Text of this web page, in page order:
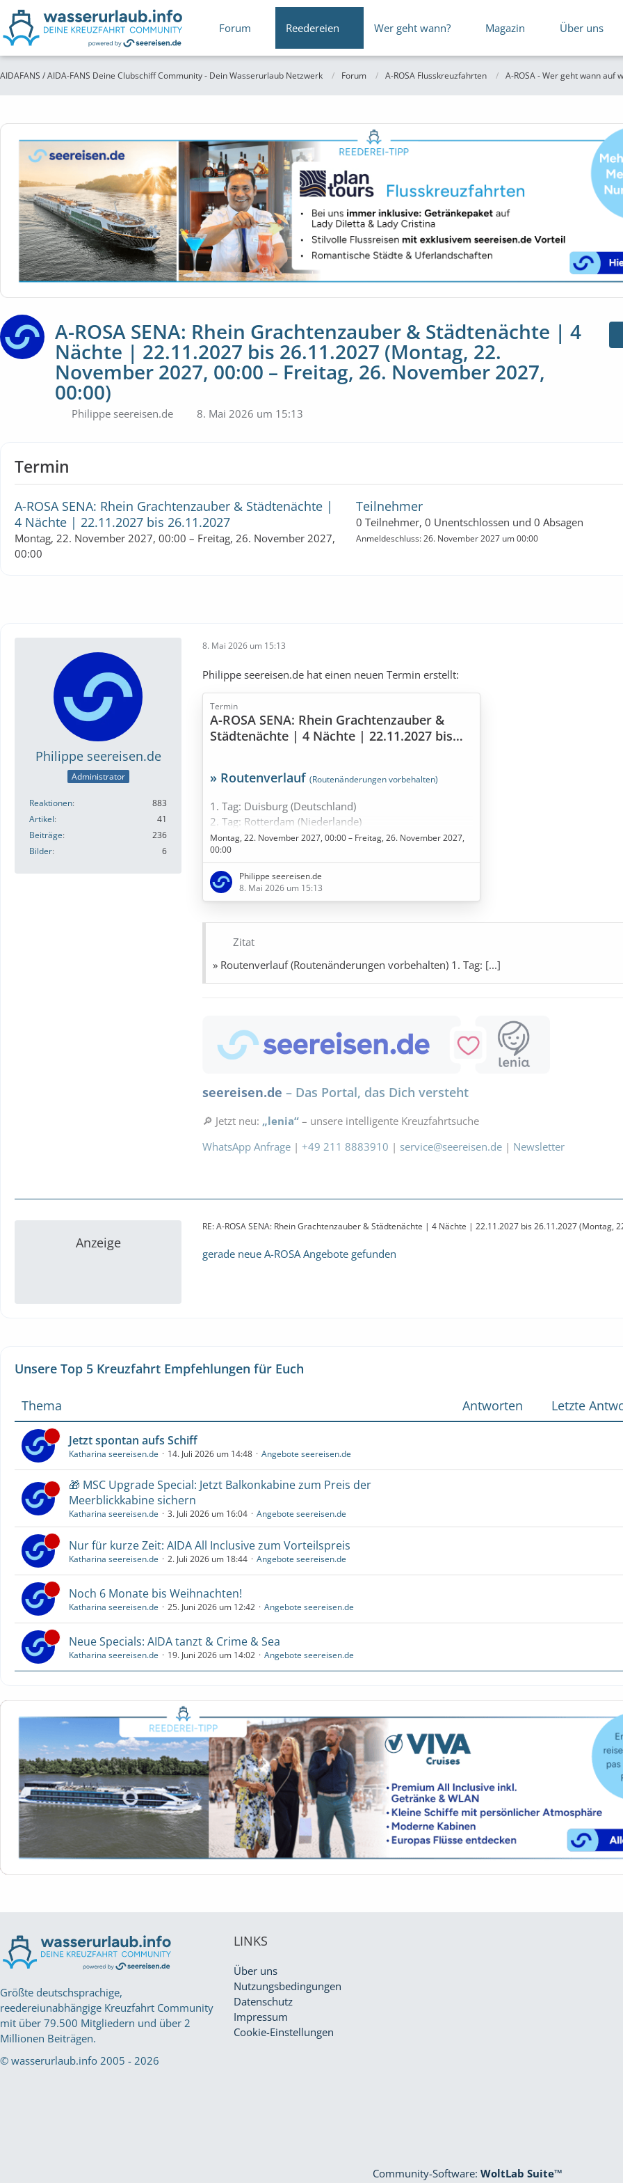
Forum Reedereien Wer geht wann? Magazin Über uns
AIDAFANS / AIDA-FANS Deine Clubschiff Community - Dein Wasserurlaub Netzwerk Forum A-ROSA Flusskreuzfahrten A-ROSA - Wer geht wann auf
A-ROSA SENA: Rhein Grachtenzauber & Städtenächte | 4
Nächte | 22.11.2027 bis 26.11.2027 (Montag, 22.
November 2027, 00:00 – Freitag, 26. November 2027,
00:00)
Philippe seereisen.de 8. Mai 2026 um 15:13
Termin
A-ROSA SENA: Rhein Grachtenzauber & Städtenächte |
4 Nächte | 22.11.2027 bis 26.11.2027
Montag, 22. November 2027, 00:00 – Freitag, 26. November 2027,
00:00
Teilnehmer
0 Teilnehmer, 0 Unentschlossen und 0 Absagen
Anmeldeschluss: 26. November 2027 um 00:00
Philippe seereisen.de
Administrator
Reaktionen
883
Artikel
41
Beiträge
236
Bilder
6
8. Mai 2026 um 15:13
Philippe seereisen.de hat einen neuen Termin erstellt:
Termin
A-ROSA SENA: Rhein Grachtenzauber &
Städtenächte | 4 Nächte | 22.11.2027 bis
» Routenverlauf (Routenänderungen vorbehalten)
1. Tag: Duisburg (Deutschland)
2. Tag: Rotterdam (Niederlande)
3. Tag: Utrecht (Niederlande)
4. Tag: Utrecht (Niederlande)
5. Tag: Duisburg (Deutschland)
» Bestpreise in Sicht
Ausflugstipps Reiseversicherung Mietwagen
Montag, 22. November 2027, 00:00 – Freitag, 26. November 2027,
00:00
Philippe seereisen.de
8. Mai 2026 um 15:13
Zitat
» Routenverlauf (Routenänderungen vorbehalten) 1. Tag: [...]
seereisen.de – Das Portal, das Dich versteht
🔎 Jetzt neu: „lenia“ – unsere intelligente Kreuzfahrtsuche
WhatsApp Anfrage | +49 211 8883910 | service@seereisen.de | Newsletter
Anzeige
RE: A-ROSA SENA: Rhein Grachtenzauber & Städtenächte | 4 Nächte | 22.11.2027 bis 26.11.2027 (Montag,
gerade neue A-ROSA Angebote gefunden
Unsere Top 5 Kreuzfahrt Empfehlungen für Euch
Thema Antworten Letzte
Jetzt spontan aufs Schiff
Katharina seereisen.de 14. Juli 2026 um 14:48 Angebote seereisen.de
🎁 MSC Upgrade Special: Jetzt Balkonkabine zum Preis der
Meerblickkabine sichern
Katharina seereisen.de 3. Juli 2026 um 16:04 Angebote seereisen.de
Nur für kurze Zeit: AIDA All Inclusive zum Vorteilspreis
Katharina seereisen.de 2. Juli 2026 um 18:44 Angebote seereisen.de
Noch 6 Monate bis Weihnachten!
Katharina seereisen.de 25. Juni 2026 um 12:42 Angebote seereisen.de
Neue Specials: AIDA tanzt & Crime & Sea
Katharina seereisen.de 19. Juni 2026 um 14:02 Angebote seereisen.de
Größte deutschsprachige,
reedereiunabhängige Kreuzfahrt Community
mit über 79.500 Mitgliedern und über 2
Millionen Beiträgen.
© wasserurlaub.info 2005 - 2026
LINKS
Über uns
Nutzungsbedingungen
Datenschutz
Impressum
Cookie-Einstellungen
Community-Software: WoltLab Suite™